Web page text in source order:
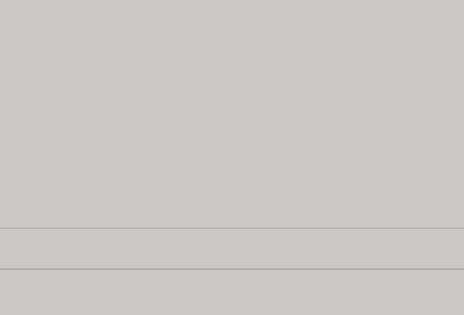
de Moraes é mais uma prova do